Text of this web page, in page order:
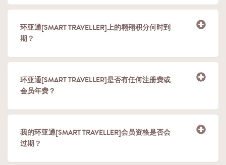
环亚通[SMART TRAVELLER]上的翱翔积分何时到
期？
环亚通[SMART TRAVELLER]是否有任何注册费或
会员年费？
我的环亚通[SMART TRAVELLER]会员资格是否会
过期？